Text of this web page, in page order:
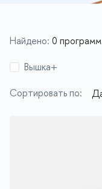
Найдено: 0 программ
Вышка+
Сортировать по: